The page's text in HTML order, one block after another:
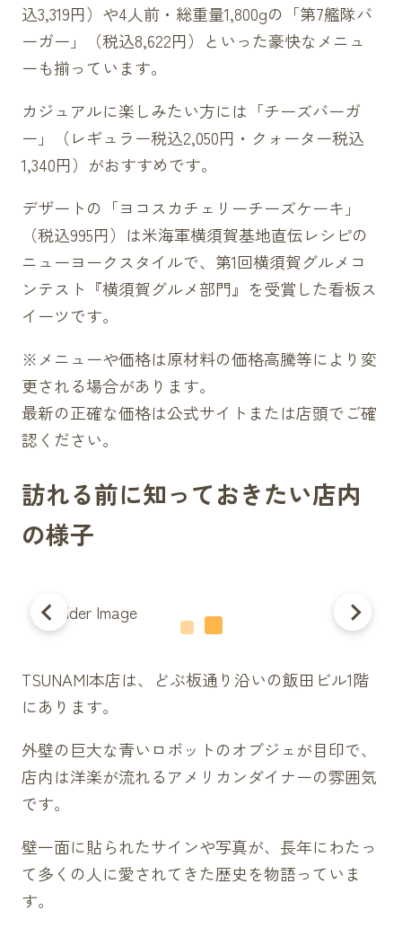
込3,319円）や4人前・総重量1,800gの「第7艦隊バ
ーガー」（税込8,622円）といった豪快なメニュ
ーも揃っています。
カジュアルに楽しみたい方には「チーズバーガ
ー」（レギュラー税込2,050円・クォーター税込
1,340円）がおすすめです。
デザートの「ヨコスカチェリーチーズケーキ」
（税込995円）は米海軍横須賀基地直伝レシピの
ニューヨークスタイルで、第1回横須賀グルメコ
ンテスト『横須賀グルメ部門』を受賞した看板ス
イーツです。
※メニューや価格は原材料の価格高騰等により変
更される場合があります。
最新の正確な価格は公式サイトまたは店頭でご確
認ください。
訪れる前に知っておきたい店内
の様子
TSUNAMI本店は、どぶ板通り沿いの飯田ビル1階
にあります。
外壁の巨大な青いロボットのオブジェが目印で、
店内は洋楽が流れるアメリカンダイナーの雰囲気
です。
壁一面に貼られたサインや写真が、長年にわたっ
て多くの人に愛されてきた歴史を物語っていま
す。